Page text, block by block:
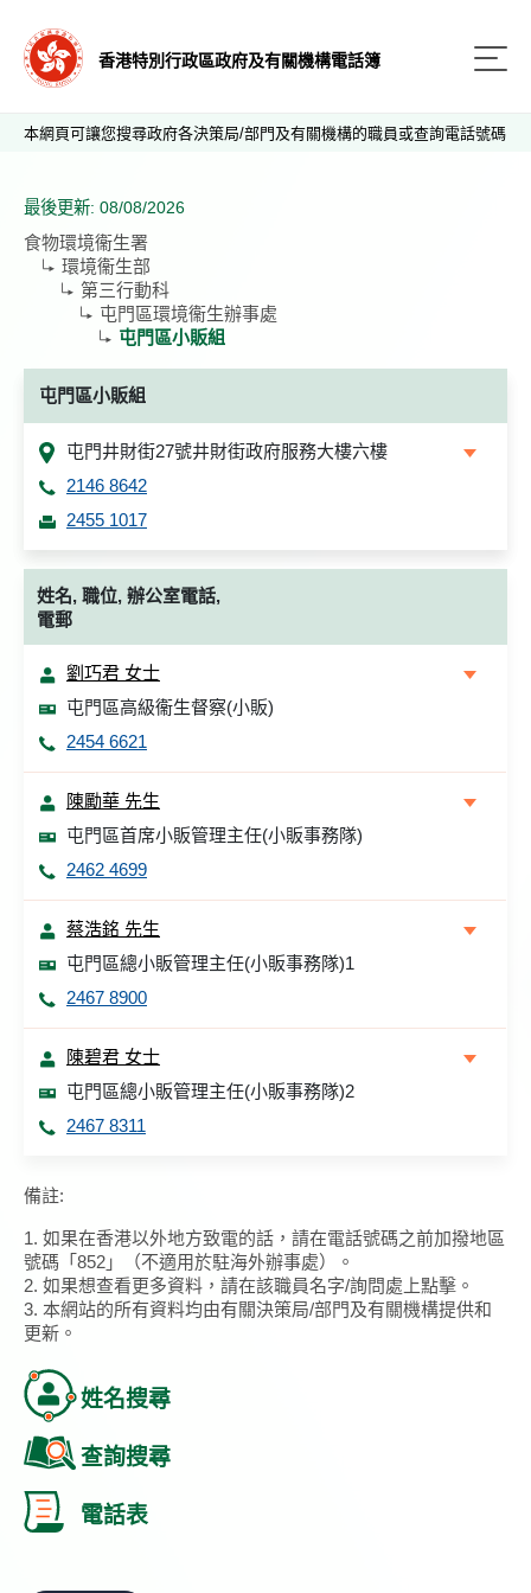
香港特別行政區政府及有關機構電話簿
本網頁可讓您搜尋政府各決策局/部門及有關機構的職員或查詢電話號碼
最後更新: 08/08/2026
食物環境衞生署
環境衞生部
第三行動科
屯門區環境衞生辦事處
屯門區小販組
屯門區小販組
屯門井財街27號井財街政府服務大樓六樓
2146 8642
2455 1017
姓名, 職位, 辦公室電話,
電郵
劉巧君 女士
屯門區高級衞生督察(小販)
2454 6621
陳勵華 先生
屯門區首席小販管理主任(小販事務隊)
2462 4699
蔡浩銘 先生
屯門區總小販管理主任(小販事務隊)1
2467 8900
陳碧君 女士
屯門區總小販管理主任(小販事務隊)2
2467 8311
備註:
1. 如果在香港以外地方致電的話，請在電話號碼之前加撥地區
號碼「852」（不適用於駐海外辦事處）。
2. 如果想查看更多資料，請在該職員名字/詢問處上點擊。
3. 本網站的所有資料均由有關決策局/部門及有關機構提供和
更新。
姓名搜尋
查詢搜尋
電話表